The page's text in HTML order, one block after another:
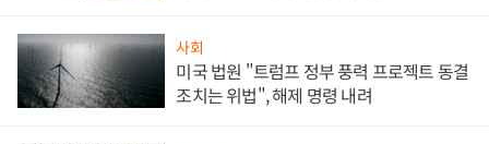
사회
미국 법원 "트럼프 정부 풍력 프로젝트 동결
조치는 위법", 해제 명령 내려